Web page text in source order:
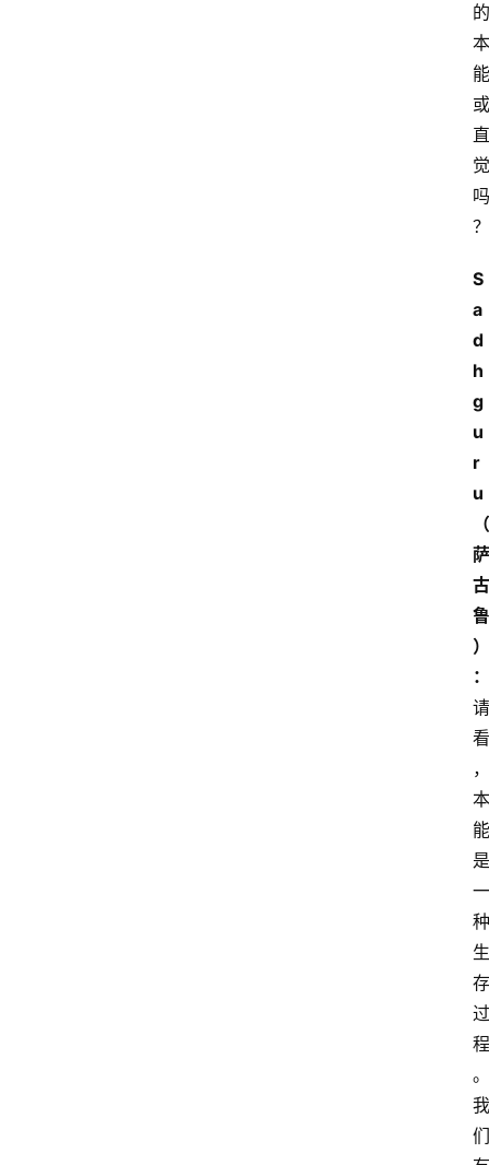
的
本
能
或
直
觉
吗
？
S
a
d
h
g
u
r
u
（
萨
古
鲁
）
：
请
看
，
本
能
是
一
种
生
存
过
程
。
我
们